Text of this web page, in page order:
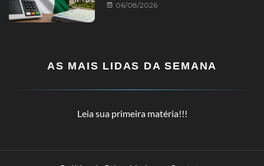
06/08/2026
AS MAIS LIDAS DA SEMANA
Leia sua primeira matéria!!!